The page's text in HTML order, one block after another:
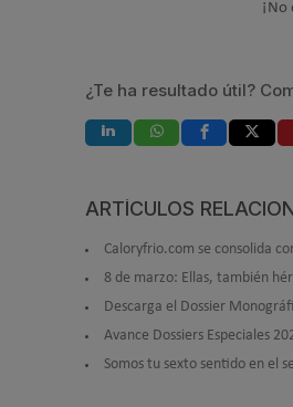
¡No
¿Te ha resultado útil?
ARTÍCULOS
Caloryfrio.com se consolida
8 de marzo: Ellas, también
Descarga el Dossier
Avance Dossiers Especiales
Somos tu sexto sentido en el